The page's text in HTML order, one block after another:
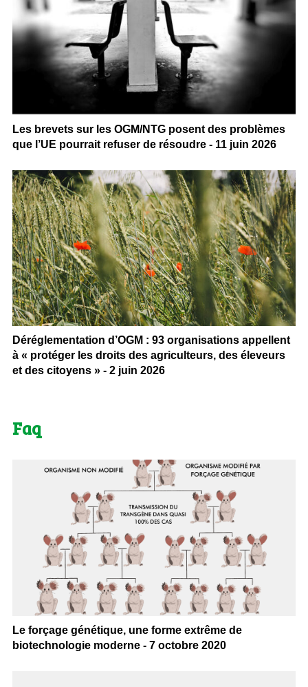
Les brevets sur les OGM/NTG posent des problèmes
que l’UE pourrait refuser de résoudre - 11 juin 2026
Déréglementation d’OGM : 93 organisations appellent
à « protéger les droits des agriculteurs, des éleveurs
et des citoyens » - 2 juin 2026
Faq
Le forçage génétique, une forme extrême de
biotechnologie moderne - 7 octobre 2020